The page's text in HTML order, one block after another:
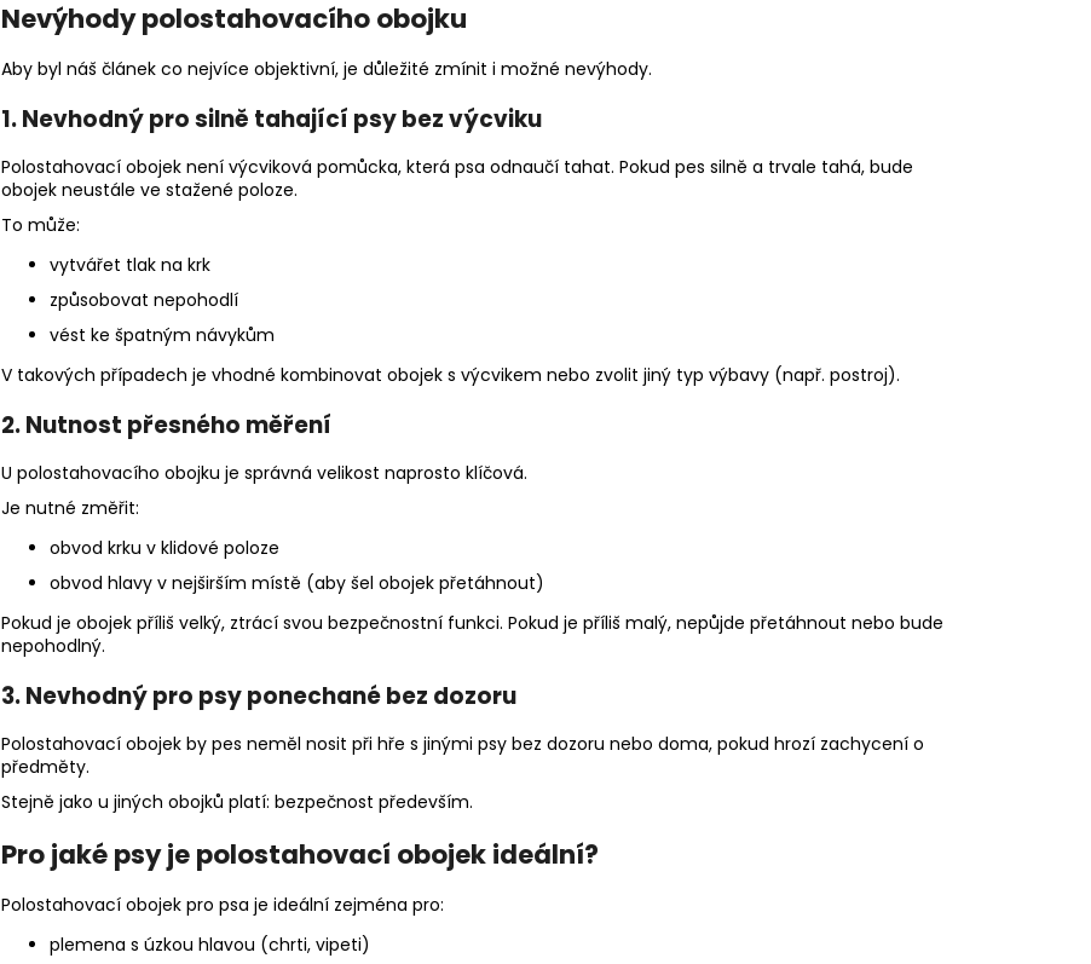
Nevýhody polostahovacího obojku
Aby byl náš článek co nejvíce objektivní, je důležité zmínit i možné nevýhody.
1. Nevhodný pro silně tahající psy bez výcviku
Polostahovací obojek není výcviková pomůcka, která psa odnaučí tahat. Pokud pes silně a trvale tahá, bude
obojek neustále ve stažené poloze.
To může:
vytvářet tlak na krk
způsobovat nepohodlí
vést ke špatným návykům
V takových případech je vhodné kombinovat obojek s výcvikem nebo zvolit jiný typ výbavy (např. postroj).
2. Nutnost přesného měření
U polostahovacího obojku je správná velikost naprosto klíčová.
Je nutné změřit:
obvod krku v klidové poloze
obvod hlavy v nejširším místě (aby šel obojek přetáhnout)
Pokud je obojek příliš velký, ztrácí svou bezpečnostní funkci. Pokud je příliš malý, nepůjde přetáhnout nebo bude
nepohodlný.
3. Nevhodný pro psy ponechané bez dozoru
Polostahovací obojek by pes neměl nosit při hře s jinými psy bez dozoru nebo doma, pokud hrozí zachycení o
předměty.
Stejně jako u jiných obojků platí: bezpečnost především.
Pro jaké psy je polostahovací obojek ideální?
Polostahovací obojek pro psa je ideální zejména pro:
plemena s úzkou hlavou (chrti, vipeti)